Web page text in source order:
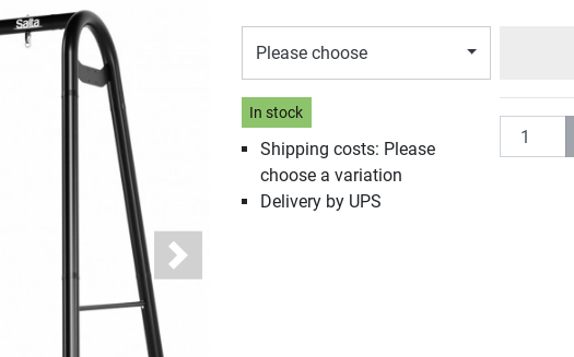
Next
Please choose
In stock
Shipping costs: Please
choose a variation
Delivery by UPS
Quantity